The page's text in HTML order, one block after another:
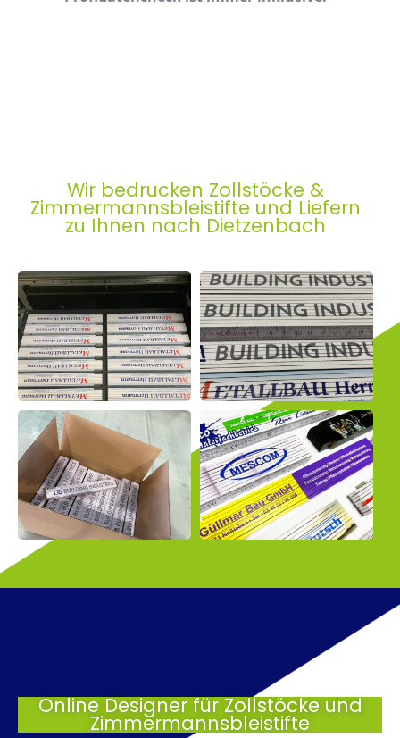
Wir bedrucken Zollstöcke &
Zimmermannsbleistifte und Liefern
zu Ihnen nach Dietzenbach
Online Designer für Zollstöcke und
Zimmermannsbleistifte